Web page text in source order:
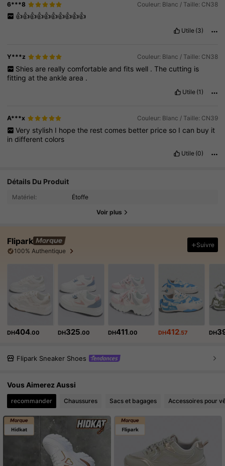
6***8 Couleur: Blanc / Taille: CN38
👍👍👍👍👍👍👍👍👍👍
Utile (3)
Y***z Couleur: Blanc / Taille: CN38
Shies are really comfortable and fits well . The cutting is
fitting atthe ankle area .
Utile (1)
A***x Couleur: Blanc / Taille: CN39
Very stylish I hope the rest comes better price so I can buy it
indifferentcolors
Utile (0)
Détails Du Produit
Matériel: Étoffe
Voir plus
Flipark
100% Authentique
Suivre
DH404.00 DH325.00 DH411.00 DH412.57 DH
Flipark Sneaker Shoes
Vous Aimerez Aussi
recommander Chaussures Sacs et bagages Accessoires pour